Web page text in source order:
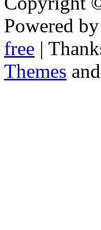
Powered by
free |
Themes and